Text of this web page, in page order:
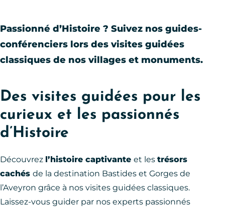
Passionné d’Histoire ? Suivez nos guides-
conférenciers lors des visites guidées
classiques de nos villages et monuments.
Des visites guidées pour les
curieux et les passionnés
d’Histoire
Découvrez l’histoire captivante et les trésors
cachés de la destination Bastides et Gorges de
l’Aveyron grâce à nos visites guidées classiques.
Laissez-vous guider par nos experts passionnés